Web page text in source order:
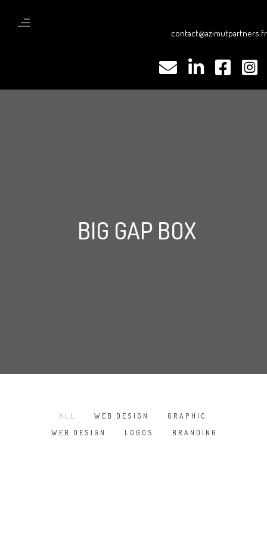
contact@azimutpartners.fr
BIG GAP BOX
ALL WEB DESIGN GRAPHIC
WEB DESIGN LOGOS BRANDING